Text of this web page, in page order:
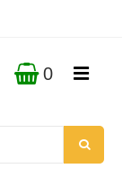
0